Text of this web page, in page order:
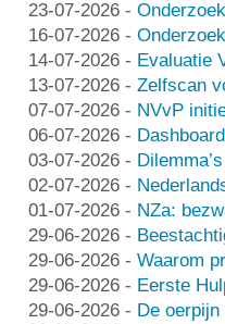
23-07-2026 -
16-07-2026 -
14-07-2026 - Evaluatie
13-07-2026 - Zelfscan
07-07-2026 - NVvP
06-07-2026 -
03-07-2026 -
02-07-2026 -
01-07-2026 - NZa:
29-06-2026 -
29-06-2026 - Waarom
29-06-2026 - Eerste
29-06-2026 - De